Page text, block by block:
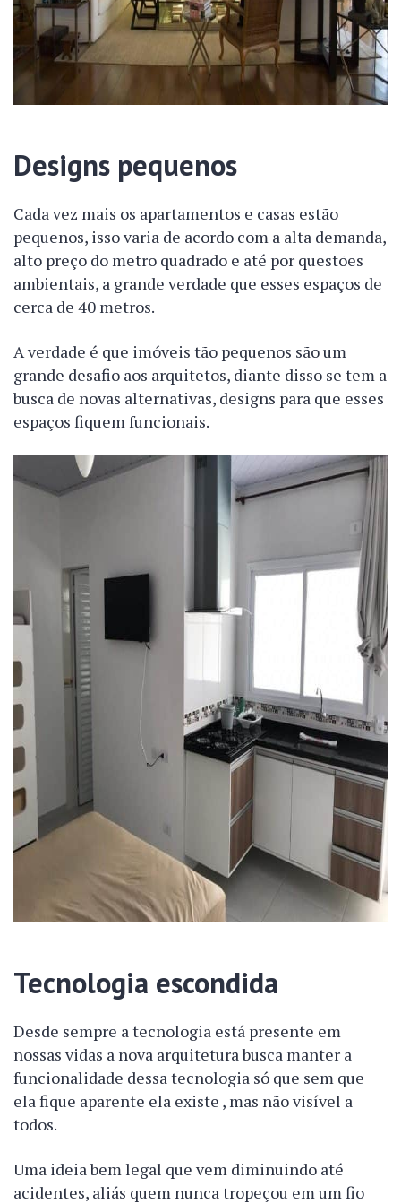
Designs pequenos
Cada vez mais os apartamentos e casas estão
pequenos, isso varia de acordo com a alta demanda,
alto preço do metro quadrado e até por questões
ambientais, a grande verdade que esses espaços de
cerca de 40 metros.
A verdade é que imóveis tão pequenos são um
grande desafio aos arquitetos, diante disso se tem a
busca de novas alternativas, designs para que esses
espaços fiquem funcionais.
Tecnologia escondida
Desde sempre a tecnologia está presente em
nossas vidas a nova arquitetura busca manter a
funcionalidade dessa tecnologia só que sem que
ela fique aparente ela existe , mas não visível a
todos.
Uma ideia bem legal que vem diminuindo até
acidentes, aliás quem nunca tropeçou em um fio